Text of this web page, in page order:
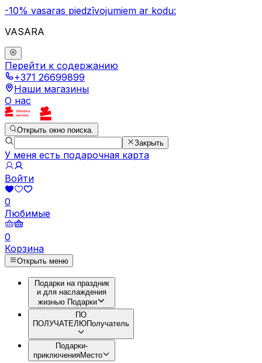
-10% vasaras piedzīvojumiem ar kodu:
VASARA
Перейти к содержанию
+371 26699899
Наши магазины
О нас
Открыть окно поиска.
Закрыть
У меня есть подарочная карта
Войти
0
Любимые
0
Корзина
Открыть меню
Подарки на праздник
и для наслаждения
жизнью Подарки
ПО
ПОЛУЧАТЕЛЮПолучатель
Подарки-
приключенияМесто